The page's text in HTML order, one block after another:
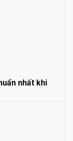
nhất khi